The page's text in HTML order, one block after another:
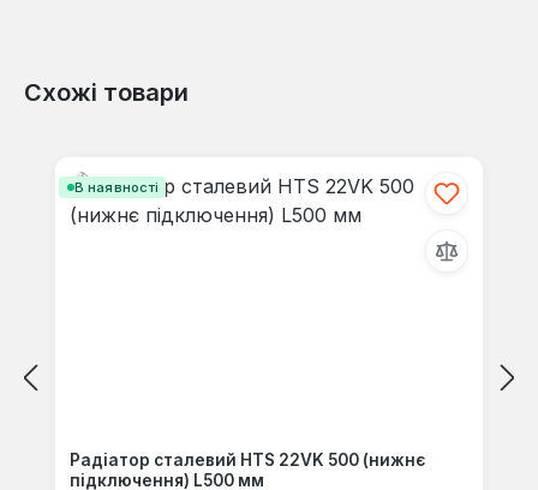
Схожі товари
В наявності
Радіатор сталевий HTS 22VK 500 (нижнє
підключення) L500 мм